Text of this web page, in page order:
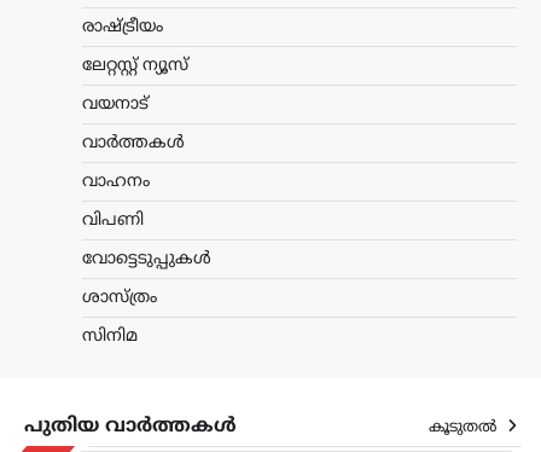
രാഷ്ട്രീയം
ലേറ്റസ്റ്റ് ന്യൂസ്
വയനാട്
വാർത്തകൾ
വാഹനം
വിപണി
വോട്ടെടുപ്പുകൾ
ശാസ്ത്രം
സിനിമ
പുതിയ വാർത്തകൾ കൂടുതൽ
കൊച്ചിയടക്കമുള്ള വിവിധ…
അയോധ്യ രാമക്ഷേത്ര
സർക്കാർ; 3,300 കോടി
ഓഡിറ്റ് ചെയ്തതായി
വിശദീകരണം
ന്യൂസ് ഡെസ്ക്
ഓഗസ്റ്റ്‌ 7, 2026
നടന്നിട്ടില്ലെന്ന് സർക്കാർ വൃത്തങ്ങൾ
വ്യക്തമാക്കി. സംഭാവന തുകയുടെ